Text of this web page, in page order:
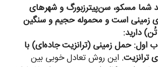
شما مسکو، سن‌پیترزبورگ و شهرهای
زمینی است و محموله حجیم و سنگین
دارید:
اول: حمل زمینی (ترانزیت جاده‌ای) با
ترانزیت. این روش تعادل خوبی بین